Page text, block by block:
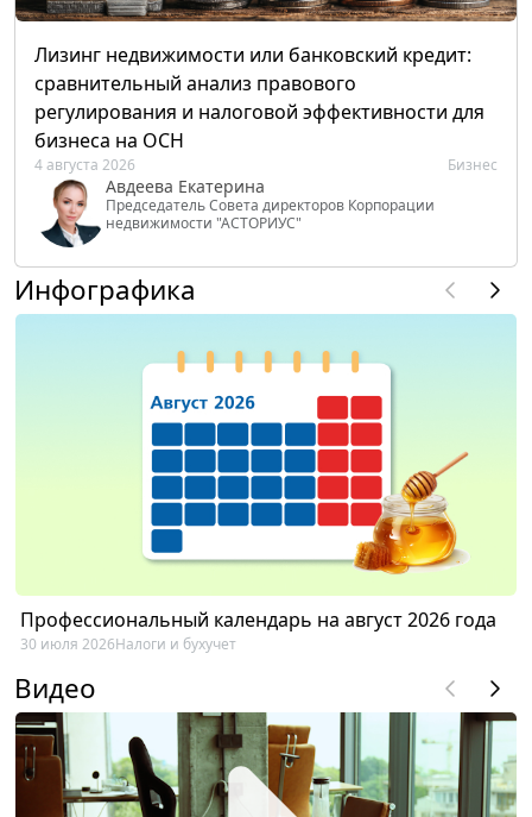
Лизинг недвижимости или банковский кредит:
сравнительный анализ правового
регулирования и налоговой эффективности для
бизнеса на ОСН
4 августа 2026 Бизнес
Авдеева Екатерина
Председатель Совета директоров Корпорации
недвижимости "АСТОРИУС"
Инфографика
Профессиональный календарь на август 2026 года
30 июля 2026Налоги и бухучет
Видео